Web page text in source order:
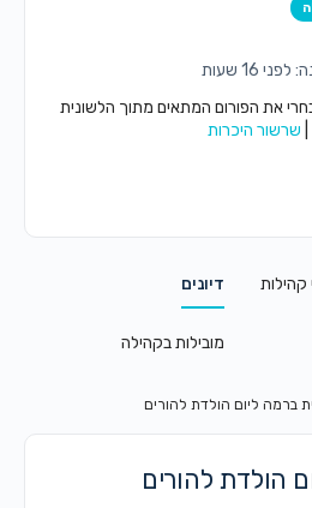
16 שעות
את הפורום המתאים מתוך הלשונית
שרשור היכרות
דיונים
מובילות בקהילה
ברמה ליום הולדת להורים
הולדת להורים